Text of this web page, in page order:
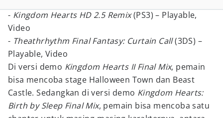
- Kingdom Hearts HD 2.5 Remix(PS3) – Playable,
Video
- Theathrhythm Final Fantasy: Curtain Call(3DS) –
Playable, Video
Di versi demo Kingdom Hearts II Final Mix, pemain
bisa mencoba stage Halloween Town dan Beast
Castle. Sedangkan di versi demo Kingdom Hearts:
Birth by Sleep Final Mix, pemain bisa mencoba satu